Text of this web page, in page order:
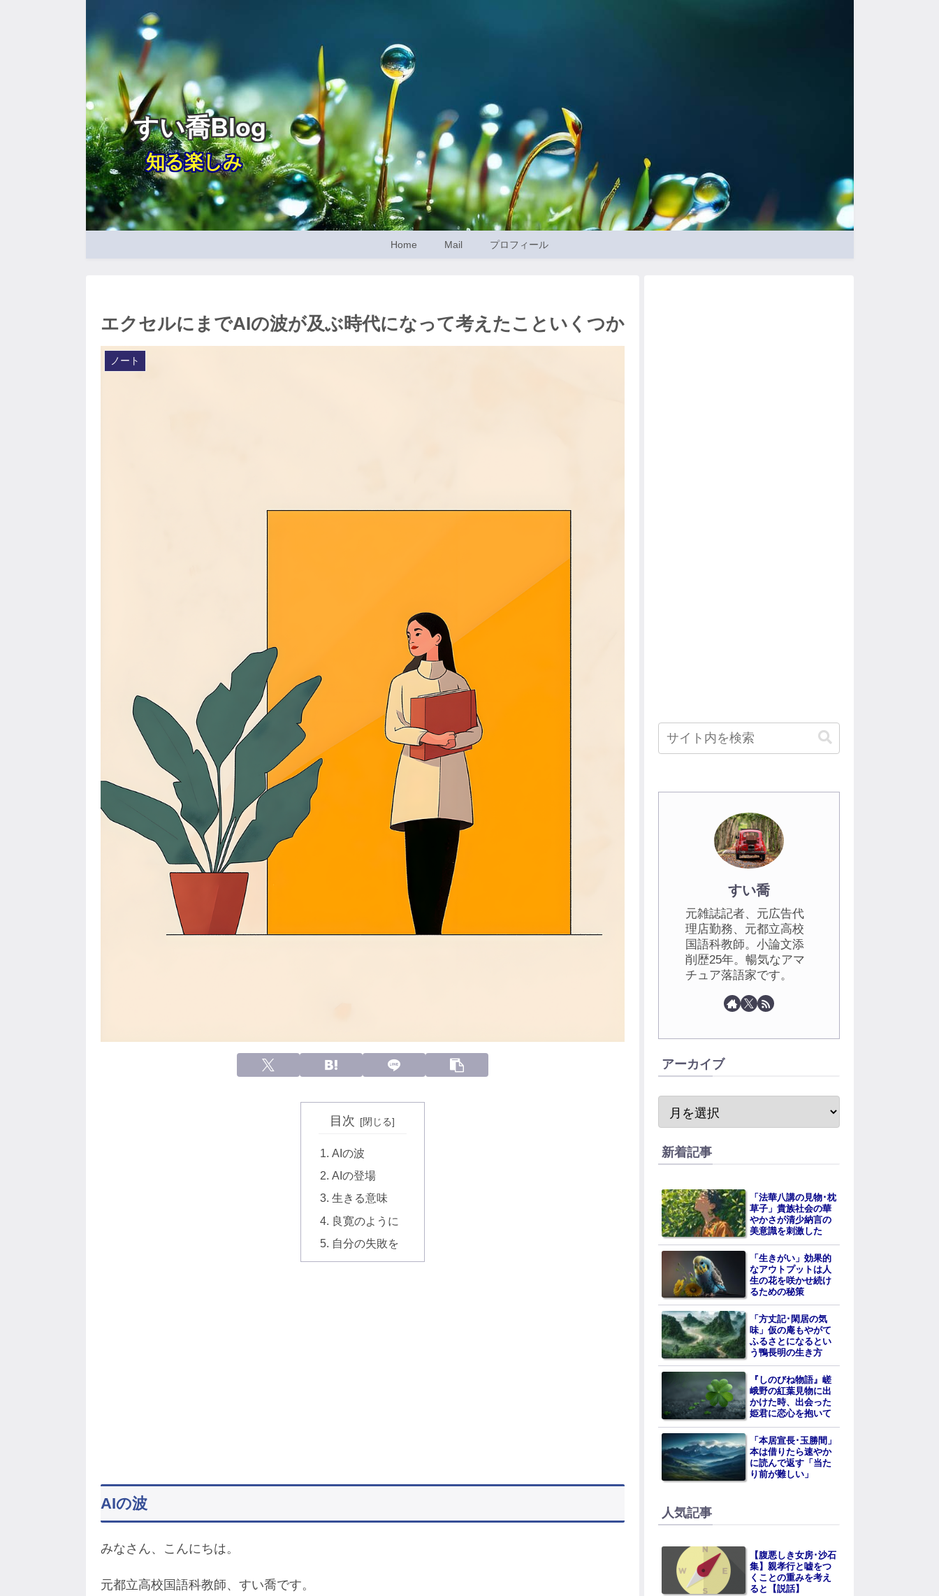
すい喬Blog
知る楽しみ
Home Mail プロフィール
エクセルにまでAIの波が及ぶ時代になって考えたこといくつか
ノート
目次
AIの波
AIの登場
生きる意味
良寛のように
自分の失敗を
AIの波
みなさん、こんにちは。
元都立高校国語科教師、すい喬です。
すい喬
元雑誌記者、元広告代
理店勤務、元都立高校
国語科教師。小論文添
削歴25年。暢気なアマ
チュア落語家です。
アーカイブ
新着記事
「法華八講の見物･枕
草子」貴族社会の華
やかさが清少納言の
美意識を刺激した
「生きがい」効果的
なアウトプットは人
生の花を咲かせ続け
るための秘策
「方丈記･閑居の気
味」仮の庵もやがて
ふるさとになるとい
う鴨長明の生き方
『しのびね物語』嵯
峨野の紅葉見物に出
かけた時、出会った
姫君に恋心を抱いて
「本居宣長･玉勝間」
本は借りたら速やか
に読んで返す「当た
り前が難しい」
人気記事
【腹悪しき女房･沙石
集】親孝行と嘘をつ
くことの重みを考え
ると【説話】